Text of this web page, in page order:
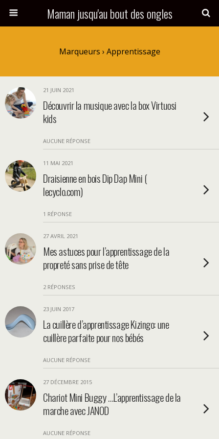
Maman jusqu'au bout des ongles
Marqueurs › Apprentissage
21 JUIN 2021
Découvrir la musique avec la box Virtuosi
kids
AUCUNE RÉPONSE
11 MAI 2021
Draisienne en bois Dip Dap Mini (
lecyclo.com)
1 RÉPONSE
27 AVRIL 2021
Mes astuces pour l’apprentissage de la
propreté sans prise de tête
2 RÉPONSES
23 JUIN 2017
La cuillère d’apprentissage Kizingo: une
cuillère parfaite pour nos bébés
AUCUNE RÉPONSE
27 DÉCEMBRE 2015
Chariot Mini Buggy …L’apprentissage de la
marche avec JANOD
AUCUNE RÉPONSE